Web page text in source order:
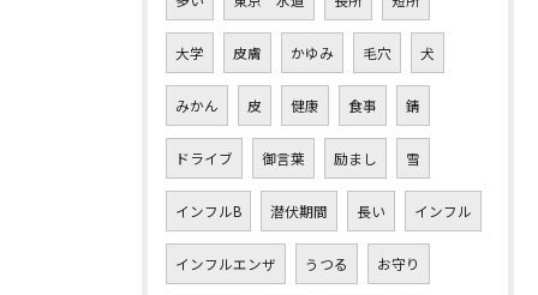
大学 皮膚 かゆみ 毛穴 犬
みかん 皮 健康 食事 錆
ドライブ 御言葉 励まし 雪
インフルB 潜伏期間 長い インフル
インフルエンザ うつる お守り